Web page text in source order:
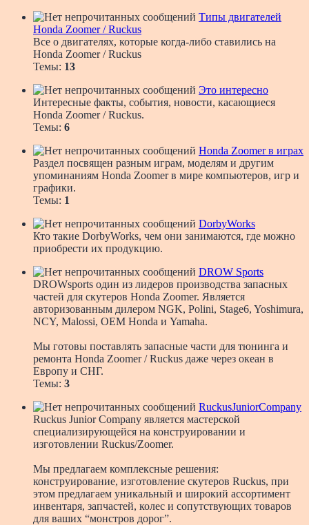
Типы двигателей
Honda Zoomer / Ruckus
Все о двигателях, которые когда-либо ставились на
Honda Zoomer / Ruckus
Темы: 13
Это интересно
Интересные факты, события, новости, касающиеся
Honda Zoomer / Ruckus.
Темы: 6
Honda Zoomer в играх
Раздел посвящен разным играм, моделям и другим
упоминаниям Honda Zoomer в мире компьютеров, игр и
графики.
Темы: 1
DorbyWorks
Кто такие DorbyWorks, чем они занимаются, где можно
приобрести их продукцию.
DROW Sports
DROWsports один из лидеров производства запасных
частей для скутеров Honda Zoomer. Является
авторизованным дилером NGK, Polini, Stage6, Yoshimura,
NCY, Malossi, OEM Honda и Yamaha.
Мы готовы поставлять запасные части для тюнинга и
ремонта Honda Zoomer / Ruckus даже через океан в
Европу и СНГ.
Темы: 3
RuckusJuniorCompany
Ruckus Junior Company является мастерской
специализирующейся на конструировании и
изготовлении Ruckus/Zoomer.
Мы предлагаем комплексные решения:
конструирование, изготовление скутеров Ruckus, при
этом предлагаем уникальный и широкий ассортимент
инвентаря, запчастей, колес и сопутствующих товаров
для ваших “монстров дорог”.